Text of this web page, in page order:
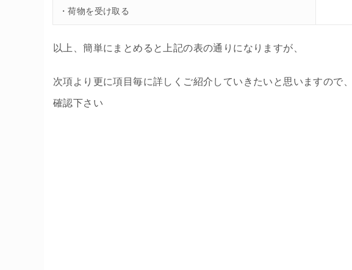
・荷物を受け取る
以上、簡単にまとめると上記の表の通りになりますが、
次項より更に項目毎に詳しくご紹介していきたいと思いますので
確認下さい